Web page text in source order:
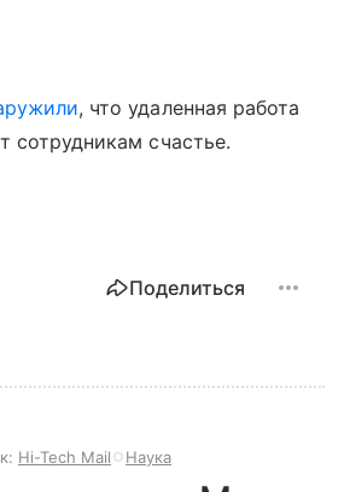
, что удаленная работа
сотрудникам счастье.
Поделиться
Hi-Tech Mail Наука